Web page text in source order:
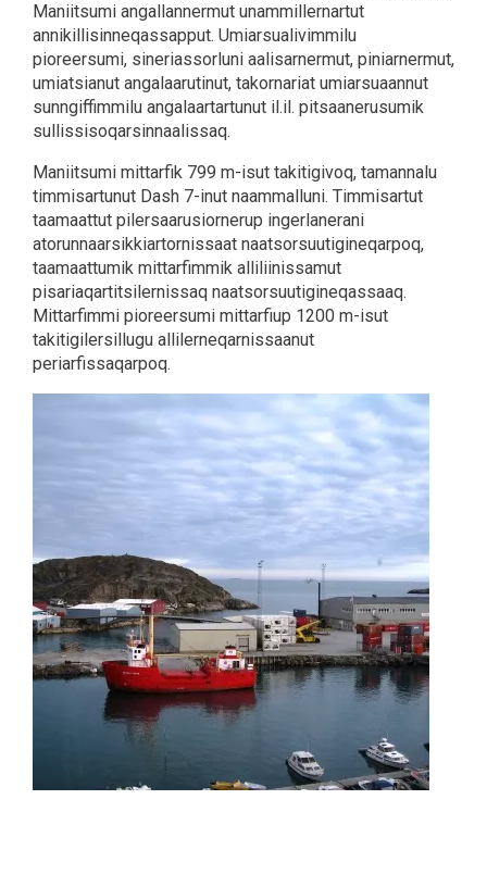
Maniitsumi angallannermut unammillernartut
annikillisinneqassapput. Umiarsualivimmilu
pioreersumi, sineriassorluni aalisarnermut, piniarnermut,
umiatsianut angalaarutinut, takornariat umiarsuaannut
sunngiffimmilu angalaartartunut il.il. pitsaanerusumik
sullissisoqarsinnaalissaq.
Maniitsumi mittarfik 799 m-isut takitigivoq, tamannalu
timmisartunut Dash 7-inut naammalluni. Timmisartut
taamaattut pilersaarusiornerup ingerlanerani
atorunnaarsikkiartornissaat naatsorsuutigineqarpoq,
taamaattumik mittarfimmik alliliinissamut
pisariaqartitsilernissaq naatsorsuutigineqassaaq.
Mittarfimmi pioreersumi mittarfiup 1200 m-isut
takitigilersillugu allilerneqarnissaanut
periarfissaqarpoq.